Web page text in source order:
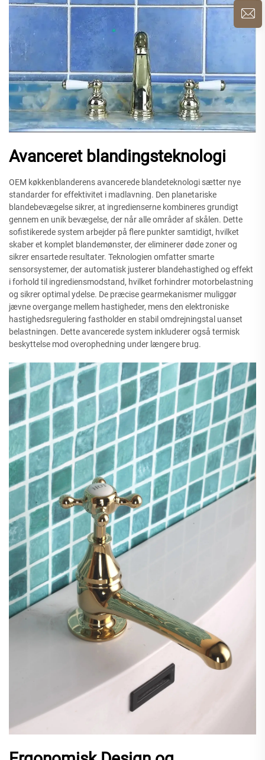
Avanceret blandingsteknologi
OEM køkkenblanderens avancerede blandeteknologi sætter nye
standarder for effektivitet i madlavning. Den planetariske
blandebevægelse sikrer, at ingredienserne kombineres grundigt
gennem en unik bevægelse, der når alle områder af skålen. Dette
sofistikerede system arbejder på flere punkter samtidigt, hvilket
skaber et komplet blandemønster, der eliminerer døde zoner og
sikrer ensartede resultater. Teknologien omfatter smarte
sensorsystemer, der automatisk justerer blandehastighed og effekt
i forhold til ingrediensmodstand, hvilket forhindrer motorbelastning
og sikrer optimal ydelse. De præcise gearmekanismer muliggør
jævne overgange mellem hastigheder, mens den elektroniske
hastighedsregulering fastholder en stabil omdrejningstal uanset
belastningen. Dette avancerede system inkluderer også termisk
beskyttelse mod overophedning under længere brug.